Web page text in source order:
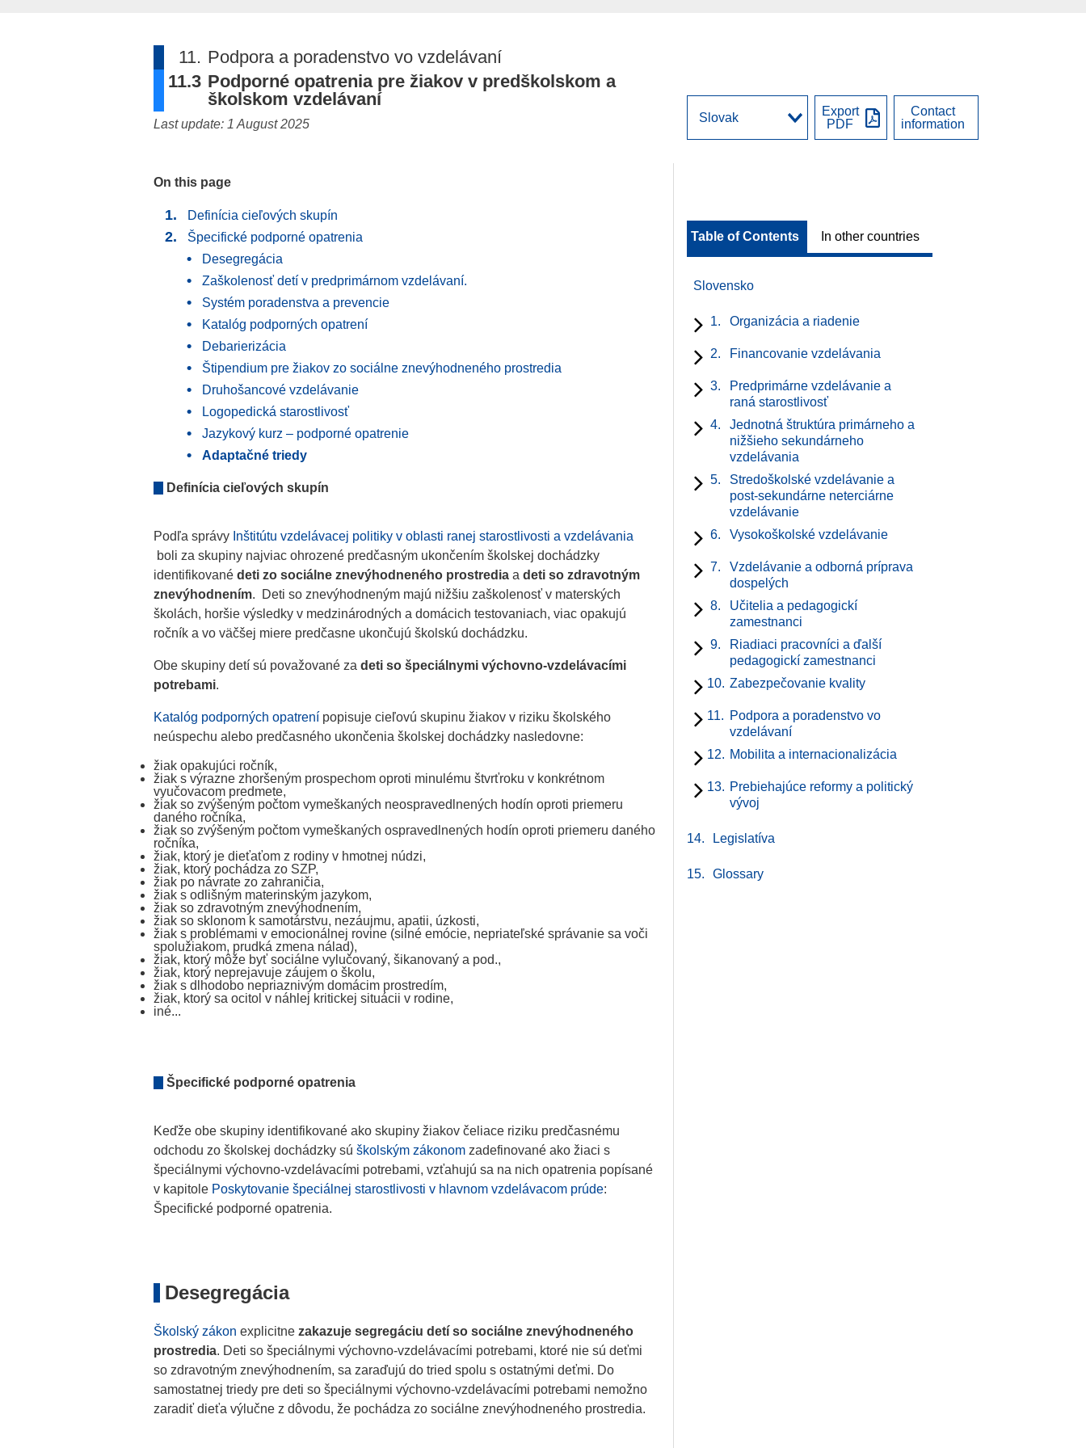
11. Podpora a poradenstvo vo vzdelávaní
11.3 Podporné opatrenia pre žiakov v predškolskom a
školskom vzdelávaní
Last update: 1 August 2025
On this page
Definícia cieľových skupín
Špecifické podporné opatrenia
Desegregácia
Zaškolenosť detí v predprimárnom vzdelávaní.
Systém poradenstva a prevencie
Katalóg podporných opatrení
Debarierizácia
Štipendium pre žiakov zo sociálne znevýhodneného prostredia
Druhošancové vzdelávanie
Logopedická starostlivosť
Jazykový kurz – podporné opatrenie
Adaptačné triedy
Definícia cieľových skupín
Podľa správy Inštitútu vzdelávacej politiky v oblasti ranej starostlivosti a vzdelávania
boli za skupiny najviac ohrozené predčasným ukončením školskej dochádzky
identifikované deti zo sociálne znevýhodneného prostredia a deti so zdravotným
znevýhodnením. Deti so znevýhodneným majú nižšiu zaškolenosť v materských
školách, horšie výsledky v medzinárodných a domácich testovaniach, viac opakujú
ročník a vo väčšej miere predčasne ukončujú školskú dochádzku.
Obe skupiny detí sú považované za deti so špeciálnymi výchovno-vzdelávacími
potrebami.
Katalóg podporných opatrení popisuje cieľovú skupinu žiakov v riziku školského
neúspechu alebo predčasného ukončenia školskej dochádzky nasledovne:
žiak opakujúci ročník,
žiak s výrazne zhoršeným prospechom oproti minulému štvrťroku v konkrétnom
vyučovacom predmete,
žiak so zvýšeným počtom vymeškaných neospravedlnených hodín oproti priemeru
daného ročníka,
žiak so zvýšeným počtom vymeškaných ospravedlnených hodín oproti priemeru daného
ročníka,
žiak, ktorý je dieťaťom z rodiny v hmotnej núdzi,
žiak, ktorý pochádza zo SZP,
žiak po návrate zo zahraničia,
žiak s odlišným materinským jazykom,
žiak so zdravotným znevýhodnením,
žiak so sklonom k samotárstvu, nezáujmu, apatii, úzkosti,
žiak s problémami v emocionálnej rovine (silné emócie, nepriateľské správanie sa voči
spolužiakom, prudká zmena nálad),
žiak, ktorý môže byť sociálne vylučovaný, šikanovaný a pod.,
žiak, ktorý neprejavuje záujem o školu,
žiak s dlhodobo nepriaznivým domácim prostredím,
žiak, ktorý sa ocitol v náhlej kritickej situácii v rodine,
iné...
Špecifické podporné opatrenia
Keďže obe skupiny identifikované ako skupiny žiakov čeliace riziku predčasnému
odchodu zo školskej dochádzky sú školským zákonom zadefinované ako žiaci s
špeciálnymi výchovno-vzdelávacími potrebami, vzťahujú sa na nich opatrenia popísané
v kapitole Poskytovanie špeciálnej starostlivosti v hlavnom vzdelávacom prúde:
Špecifické podporné opatrenia.
Desegregácia
Školský zákon explicitne zakazuje segregáciu detí so sociálne znevýhodneného
prostredia. Deti so špeciálnymi výchovno-vzdelávacími potrebami, ktoré nie sú deťmi
so zdravotným znevýhodnením, sa zaraďujú do tried spolu s ostatnými deťmi. Do
samostatnej triedy pre deti so špeciálnymi výchovno-vzdelávacími potrebami nemožno
zaradiť dieťa výlučne z dôvodu, že pochádza zo sociálne znevýhodneného prostredia.
Export
PDF
Contact
information
Table of Contents In other countries
Slovensko
1. Organizácia a riadenie
2. Financovanie vzdelávania
3.
Predprimárne vzdelávanie a
raná starostlivosť
4.
Jednotná štruktúra primárneho a
nižšieho sekundárneho
vzdelávania
5.
Stredoškolské vzdelávanie a
post-sekundárne neterciárne
vzdelávanie
6.
Vysokoškolské vzdelávanie
7.
Vzdelávanie a odborná príprava
dospelých
8.
Učitelia a pedagogickí
zamestnanci
9.
Riadiaci pracovníci a ďalší
pedagogickí zamestnanci
10. Zabezpečovanie kvality
11. Podpora a poradenstvo vo
vzdelávaní
12. Mobilita a internacionalizácia
13. Prebiehajúce reformy a politický
vývoj
14. Legislatíva
15. Glossary